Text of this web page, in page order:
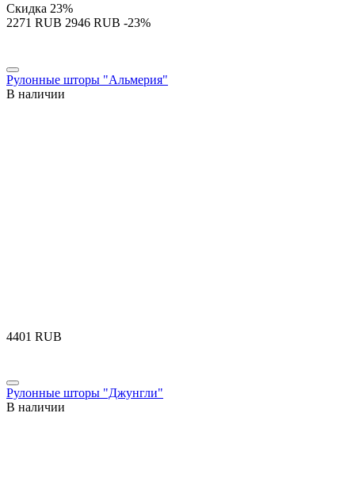
Скидка 23%
‍2271‍ RUB ‍2946‍ RUB -23%
Рулонные шторы "Альмерия"
В наличии
‍4401‍ RUB
Рулонные шторы "Джунгли"
В наличии